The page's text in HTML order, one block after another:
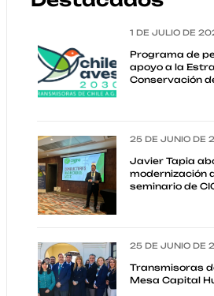
1 DE JULIO DE
Programa de
apoyo a la
Conservación
25 DE JUNIO DE
Javier Tapia
modernización
seminario de
25 DE JUNIO DE
Transmisoras
Mesa Capital